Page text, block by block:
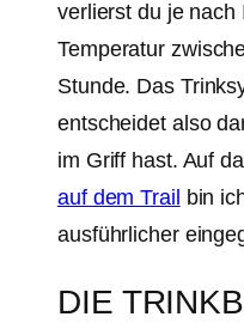
verlierst du je nach
Temperatur
Stunde. Das
entscheidet also
im Griff hast. Auf
auf dem Trail bin
ausführlicher
DIE